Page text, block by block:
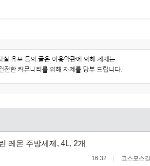
레몬 주방세제, 4L, 2개
16:32 코스모스길